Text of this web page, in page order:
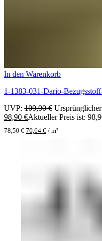
In den Warenkorb
1-1383-031-Dario-
UVP: 109,90€
98,90 €Aktueller Preis ist:
78,50€ 70,64 € / m²